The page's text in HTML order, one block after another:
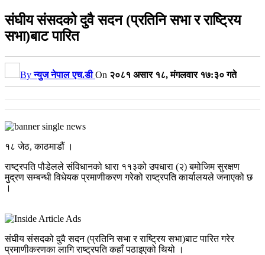
संघीय संसदको दुवै सदन (प्रतिनि सभा र राष्ट्रिय
सभा)बाट पारित
Byन्युज नेपाल एच.डी On २०८१ असार १८, मंगलवार १७:३० गते
१८ जेठ, काठमाडौं ।
राष्ट्रपति पौडेलले संविधानको धारा ११३को उपधारा (२) बमोजिम सुरक्षण
मुद्रण सम्बन्धी विधेयक प्रमाणीकरण गरेको राष्ट्रपति कार्यालयले जनाएको छ
।
संघीय संसदको दुवै सदन (प्रतिनि सभा र राष्ट्रिय सभा)बाट पारित गरेर
प्रमाणीकरणका लागि राष्ट्रपति कहाँ पठाइएको थियो ।